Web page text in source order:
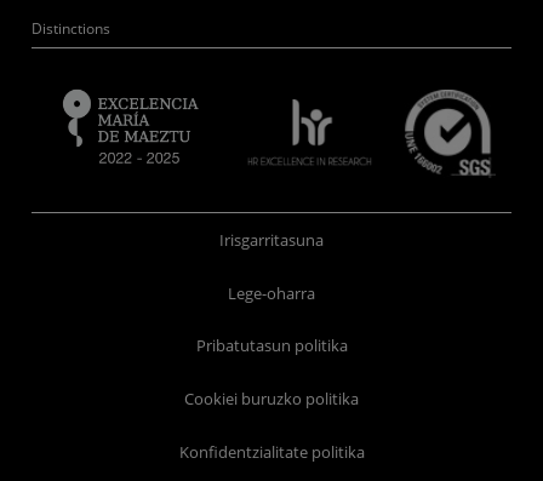
Distinctions
Irisgarritasuna
Lege-oharra
Pribatutasun politika
Cookiei buruzko politika
Konfidentzialitate politika